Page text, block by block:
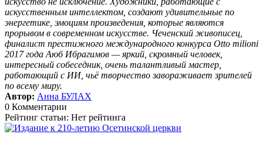
искусственным интеллектом, создают удивительные по
энергетике, эмоциям произведения, которые являются
прорывом в современном искусстве. Чеченский живописец,
финалист престижного международного конкурса Otto milioni
2017 года Аюб Ибрагимов — яркий, скромный человек,
интересный собеседник, очень талантливый мастер,
работающий с ИИ, чьё творчество завораживает зрителей
по всему миру.
Автор: Анна БУЛАХ
0 Комментарии
Рейтинг статьи: Нет рейтинга